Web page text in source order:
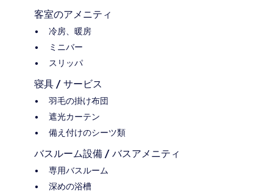
客室のアメニティ
冷房、暖房
ミニバー
スリッパ
寝具 / サービス
羽毛の掛け布団
遮光カーテン
備え付けのシーツ類
バスルーム設備 / バスアメニティ
専用バスルーム
深めの浴槽